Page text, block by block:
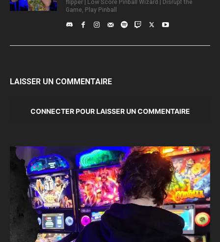
flipper | Low Score Pinball Wizard | Disrupt the
Game, Play Pinball
LAISSER UN COMMENTAIRE
CONNECTER POUR LAISSER UN COMMENTAIRE